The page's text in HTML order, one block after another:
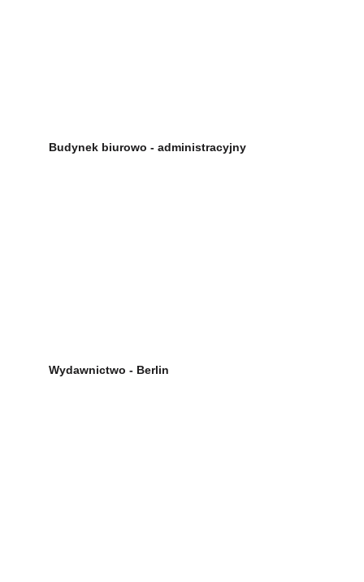
Budynek biurowo - administracyjny
Wydawnictwo - Berlin